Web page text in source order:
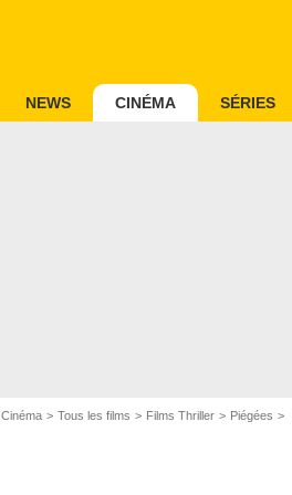
NEWS CINÉMA SÉRIES
Cinéma Tous les films Films Thriller Piégées